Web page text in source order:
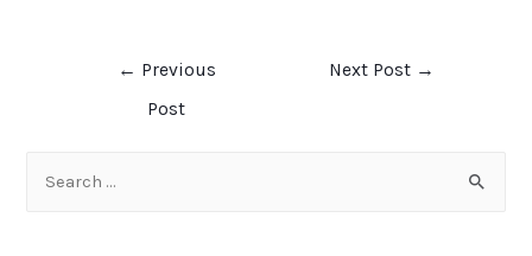
← Previous
Post
Next Post →